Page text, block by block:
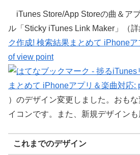
iTunes Store/App Storeの曲＆ア
ル「Sticky iTunes Link Maker」（
ク作成! 検索結果まとめて iPhone
of view point
）のデザイン変更しました。おも
イコンです。また、新規デザインも
これまでのデザイン